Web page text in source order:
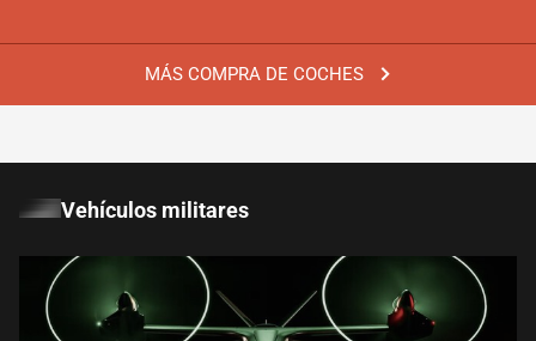
MÁS COMPRA DE COCHES
Vehículos militares